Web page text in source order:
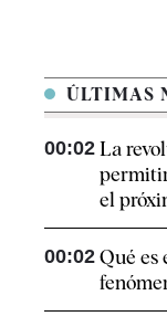
ÚLTIMAS
00:02 La
el
00:02 Qué es